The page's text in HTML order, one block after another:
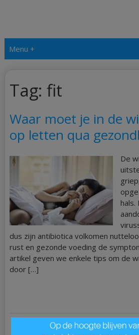
Menu +
Tag: fit
Waar moet je in de
op letten qua
De
hals.
dus zijn antibiotica volkomen
rust en gezonde voeding de
artikel geven we enkele tips om de
door […]